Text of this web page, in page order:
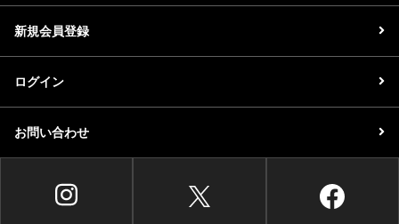
新規会員登録
ログイン
お問い合わせ